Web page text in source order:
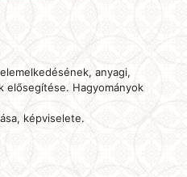
anyagi,
elősegítése. Hagyományok
képviselete.